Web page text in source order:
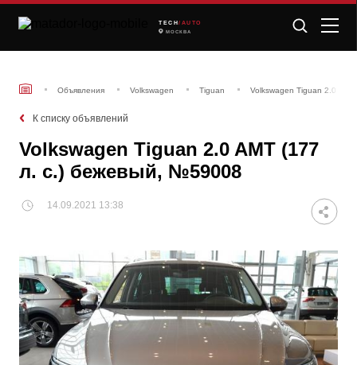
TECH /AUTO
МОСКВА
Объявления Volkswagen Tiguan Volkswagen Tiguan 2.0
К списку объявлений
Volkswagen Tiguan 2.0 AMT (177
л. с.) бежевый, №59008
14.09.2021 13:38